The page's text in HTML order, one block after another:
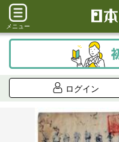
メニュー
ログイン